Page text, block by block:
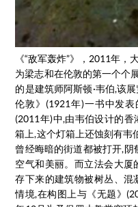
《“敌军轰炸”》，2011年，
为梁志和在伦敦的第一个个
的是建筑师阿斯顿·韦伯,该
伦敦》(1921年)一书中发表
(2011年)中,由韦伯设计的
箱上,这个灯箱上还蚀刻有韦
曾经晦暗的街道都被打开,阴
空气和美丽。而立法会大厦
存下来的建筑物被树丛、混
情境,在构图上与《无题》